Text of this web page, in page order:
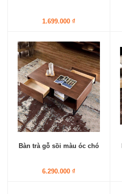
1.699.000 ₫
Bàn trà gỗ sồi màu óc chó
6.290.000 ₫